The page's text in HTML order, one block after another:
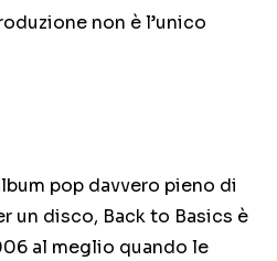
non è l’unico
pop davvero pieno di
un disco, Back to Basics è
al meglio quando le